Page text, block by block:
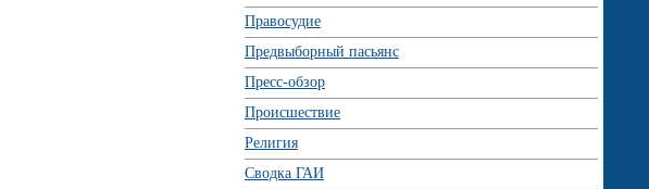
Правосудие
Предвыборный пасьянс
Пресс-обзор
Происшествие
Религия
Сводка ГАИ